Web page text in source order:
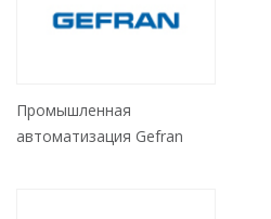
Промышленная
автоматизация Gefran